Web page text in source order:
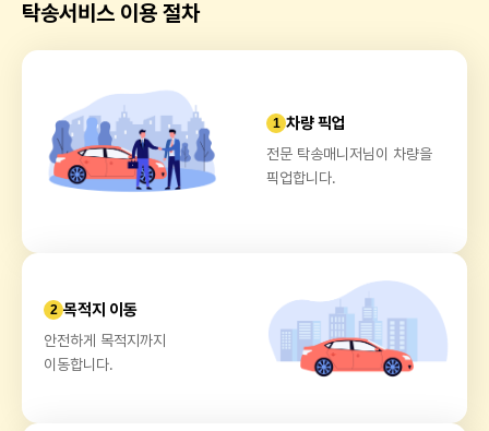
탁송서비스 이용 절차
1 차량 픽업
전문 탁송매니저님이 차량을
픽업합니다.
2 목적지 이동
안전하게 목적지까지
이동합니다.